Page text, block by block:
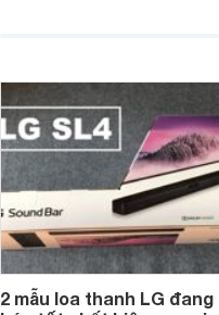
lớn từ 300W và tầm giá
triệu đồng trở xuống, không
hữu và trải nghiệm.
2 mẫu loa thanh LG đang